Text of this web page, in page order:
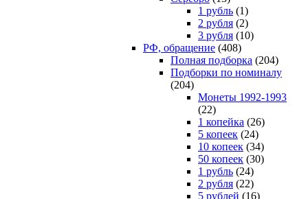
1 рубль (1)
2 рубля (2)
3 рубля (10)
РФ, обращение (408)
Полная подборка (204)
Подборки по номиналу
(204)
Монеты 1992-1993
(22)
1 копейка (26)
5 копеек (24)
10 копеек (34)
50 копеек (30)
1 рубль (24)
2 рубля (22)
5 рублей (16)